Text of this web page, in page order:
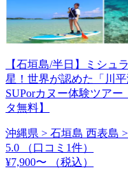
【石垣島/半日】ミシュ
星！世界が認めた「川
SUPorカヌー体験ツアー
タ無料】
沖縄県 > 石垣島 西表島
5.0
（口コミ1件）
¥7,900〜
（税込）